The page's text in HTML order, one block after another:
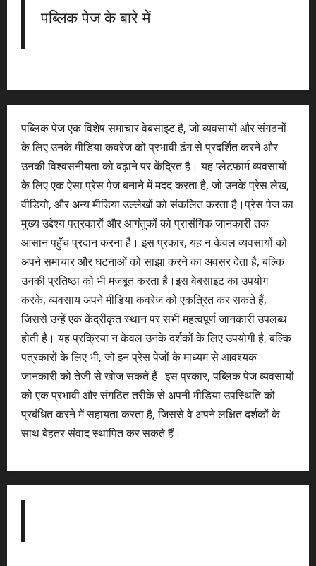
पब्लिक पेज के बारे में
पब्लिक पेज एक विशेष समाचार वेबसाइट है, जो व्यवसायों और संगठनों
के लिए उनके मीडिया कवरेज को प्रभावी ढंग से प्रदर्शित करने और
उनकी विश्वसनीयता को बढ़ाने पर केंद्रित है। यह प्लेटफार्म व्यवसायों
के लिए एक ऐसा प्रेस पेज बनाने में मदद करता है, जो उनके प्रेस लेख,
वीडियो, और अन्य मीडिया उल्लेखों को संकलित करता है।प्रेस पेज का
मुख्य उद्देश्य पत्रकारों और आगंतुकों को प्रासंगिक जानकारी तक
आसान पहुँच प्रदान करना है। इस प्रकार, यह न केवल व्यवसायों को
अपने समाचार और घटनाओं को साझा करने का अवसर देता है, बल्कि
उनकी प्रतिष्ठा को भी मजबूत करता है।इस वेबसाइट का उपयोग
करके, व्यवसाय अपने मीडिया कवरेज को एकत्रित कर सकते हैं,
जिससे उन्हें एक केंद्रीकृत स्थान पर सभी महत्वपूर्ण जानकारी उपलब्ध
होती है। यह प्रक्रिया न केवल उनके दर्शकों के लिए उपयोगी है, बल्कि
पत्रकारों के लिए भी, जो इन प्रेस पेजों के माध्यम से आवश्यक
जानकारी को तेजी से खोज सकते हैं।इस प्रकार, पब्लिक पेज व्यवसायों
को एक प्रभावी और संगठित तरीके से अपनी मीडिया उपस्थिति को
प्रबंधित करने में सहायता करता है, जिससे वे अपने लक्षित दर्शकों के
साथ बेहतर संवाद स्थापित कर सकते हैं।